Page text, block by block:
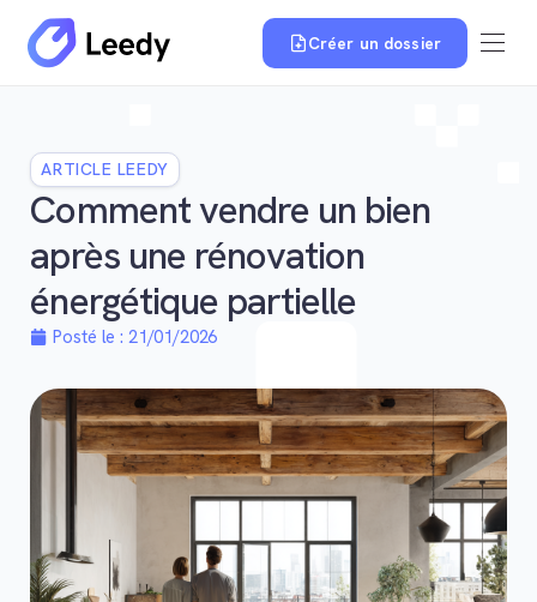
Créer un dossier
ARTICLE LEEDY
Comment vendre un bien
après une rénovation
énergétique partielle
Posté le : 21/01/2026